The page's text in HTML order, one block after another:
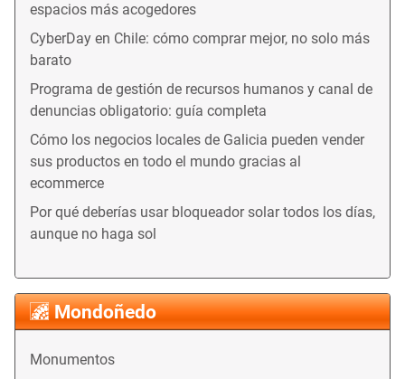
Mondoñedo
Monumentos
espacios más acogedores
CyberDay en Chile: cómo comprar mejor, no solo más
barato
Programa de gestión de recursos humanos y canal de
denuncias obligatorio: guía completa
Cómo los negocios locales de Galicia pueden vender
sus productos en todo el mundo gracias al
ecommerce
Por qué deberías usar bloqueador solar todos los días,
aunque no haga sol